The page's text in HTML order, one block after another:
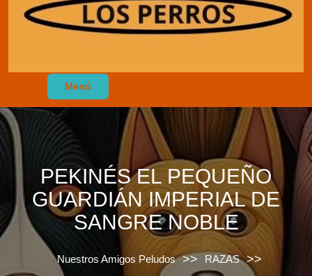
Menú
PEKINÉS EL PEQUEÑO
GUARDIÁN IMPERIAL DE
SANGRE NOBLE
Nuestros Amigos Peludos >> RAZAS >>